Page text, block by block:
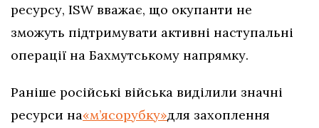
ресурсу, ISW вважає, що окупанти не
зможуть підтримувати активні наступальні
операції на Бахмутському напрямку.
Раніше російські війська виділили значні
ресурси на«м’ясорубку»для захоплення